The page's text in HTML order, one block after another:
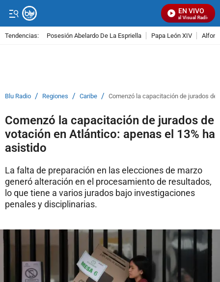
EN VIVO
Señal Visual Radio
Tendencias: Posesión Abelardo De La Espriella Papa León XIV
Blu Radio / Regiones / Caribe / Comenzó la capacitación de jurados
Comenzó la capacitación de jurados de
votación en Atlántico: apenas el 13% ha
asistido
La falta de preparación en las elecciones de marzo
generó alteración en el procesamiento de resultados,
lo que tiene a varios jurados bajo investigaciones
penales y disciplinarias.